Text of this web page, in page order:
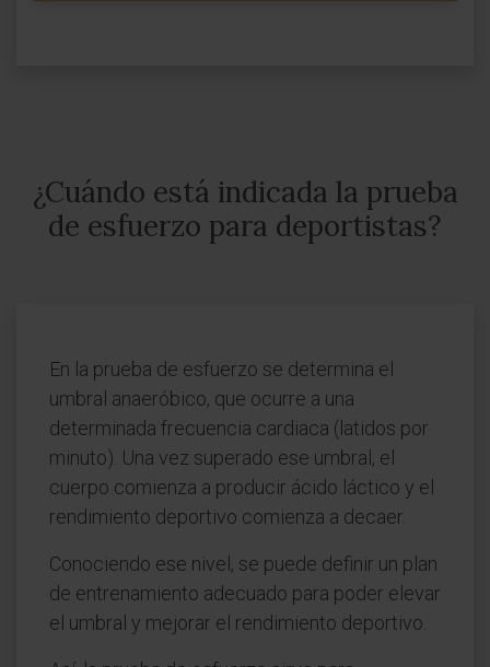
¿Cuándo está indicada la prueba
de esfuerzo para deportistas?
En la prueba de esfuerzo se determina el
umbral anaeróbico, que ocurre a una
determinada frecuencia cardiaca (latidos por
minuto). Una vez superado ese umbral, el
cuerpo comienza a producir ácido láctico y el
rendimiento deportivo comienza a decaer.
Conociendo ese nivel, se puede definir un plan
de entrenamiento adecuado para poder elevar
el umbral y mejorar el rendimiento deportivo.